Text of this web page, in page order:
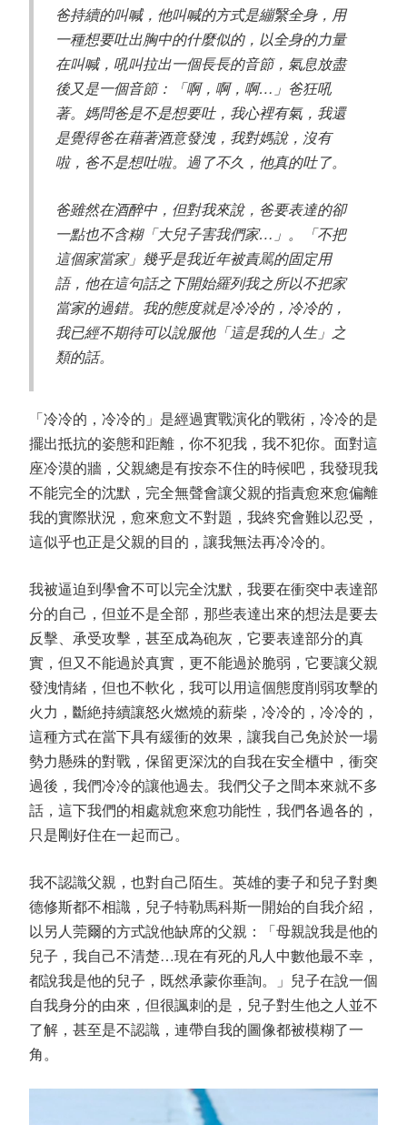
爸持續的叫喊，他叫喊的方式是繃繄全身，用
一種想要吐出胸中的什麼似的，以全身的力量
在叫喊，吼叫拉出一個長長的音節，氣息放盡
後又是一個音節：「啊，啊，啊…」爸狂吼
著。媽問爸是不是想要吐，我心裡有氣，我還
是覺得爸在藉著酒意發洩，我對媽說，沒有
啦，爸不是想吐啦。過了不久，他真的吐了。
爸雖然在酒醉中，但對我來說，爸要表達的卻
一點也不含糊「大兒子害我們家…」。「不把
這個家當家」幾乎是我近年被責駡的固定用
語，他在這句話之下開始羅列我之所以不把家
當家的過錯。我的態度就是冷冷的，冷冷的，
我已經不期待可以說服他「這是我的人生」之
類的話。
「冷冷的，冷冷的」是經過實戰演化的戰術，冷冷的是
擺出抵抗的姿態和距離，你不犯我，我不犯你。面對這
座冷漠的牆，父親總是有按奈不住的時候吧，我發現我
不能完全的沈默，完全無聲會讓父親的指責愈來愈偏離
我的實際狀況，愈來愈文不對題，我終究會難以忍受，
這似乎也正是父親的目的，讓我無法再冷冷的。
我被逼迫到學會不可以完全沈默，我要在衝突中表達部
分的自己，但並不是全部，那些表達出來的想法是要去
反擊、承受攻擊，甚至成為砲灰，它要表達部分的真
實，但又不能過於真實，更不能過於脆弱，它要讓父親
發洩情緒，但也不軟化，我可以用這個態度削弱攻擊的
火力，斷絶持續讓怒火燃燒的薪柴，冷冷的，冷冷的，
這種方式在當下具有緩衝的效果，讓我自己免於於一場
勢力懸殊的對戰，保留更深沈的自我在安全櫃中，衝突
過後，我們冷冷的讓他過去。我們父子之間本來就不多
話，這下我們的相處就愈來愈功能性，我們各過各的，
只是剛好住在一起而己。
我不認識父親，也對自己陌生。英雄的妻子和兒子對奧
德修斯都不相識，兒子特勒馬科斯一開始的自我介紹，
以另人莞爾的方式說他缺席的父親：「母親說我是他的
兒子，我自己不清楚…現在有死的凡人中數他最不幸，
都說我是他的兒子，既然承蒙你垂詢。」兒子在說一個
自我身分的由來，但很諷刺的是，兒子對生他之人並不
了解，甚至是不認識，連帶自我的圖像都被模糊了一
角。